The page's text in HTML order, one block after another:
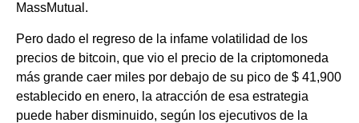
MassMutual.
Pero dado el regreso de la infame volatilidad de los
precios de bitcoin, que vio el precio de la criptomoneda
más grande caer miles por debajo de su pico de $ 41,900
establecido en enero, la atracción de esa estrategia
puede haber disminuido, según los ejecutivos de la